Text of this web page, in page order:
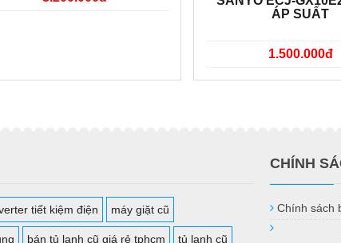
ÁP SUẤT
1.500.000đ
tiết kiệm điện máy giặt cũ
bán tủ lạnh cũ giá rẻ tphcm tủ lạnh cũ
CHÍNH
Chính sách